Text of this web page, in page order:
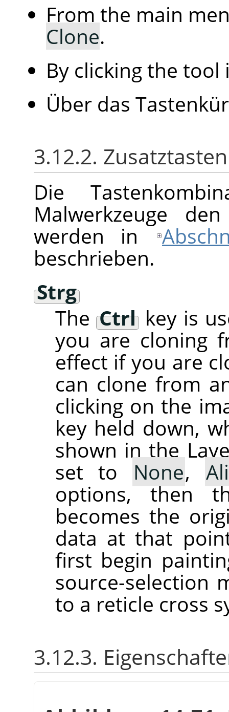
From the main
Clone.
By clicking the
Über das
3.12.2. Zusatztasten
Die
Malwerkzeuge
werden in
beschrieben.
Strg
TheCtrlkey is
you are cloning
effect if you are
can clone from
clicking on the
key held down,
shown in the
set to None,
options, then
becomes the
data at that
first begin
source-selection
to a reticle cross
3.12.3.